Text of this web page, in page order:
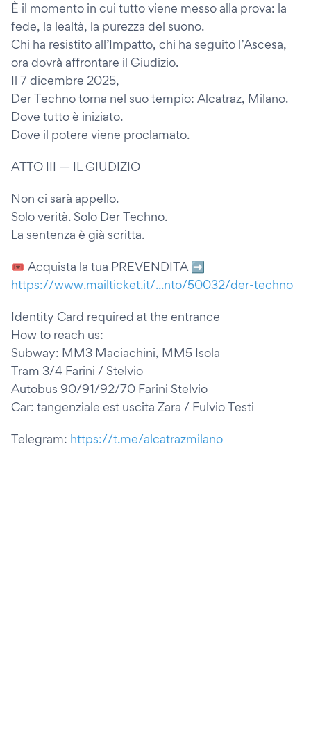
È il momento in cui tutto viene messo alla prova: la
fede, la lealtà, la purezza del suono.
Chi ha resistito all’Impatto, chi ha seguito l’Ascesa,
ora dovrà affrontare il Giudizio.
Il 7 dicembre 2025,
Der Techno torna nel suo tempio: Alcatraz, Milano.
Dove tutto è iniziato.
Dove il potere viene proclamato.
ATTO III — IL GIUDIZIO
Non ci sarà appello.
Solo verità. Solo Der Techno.
La sentenza è già scritta.
🎟 Acquista la tua PREVENDITA ➡
https://www.mailticket.it/...nto/50032/der-techno
Identity Card required at the entrance
How to reach us:
Subway: MM3 Maciachini, MM5 Isola
Tram 3/4 Farini / Stelvio
Autobus 90/91/92/70 Farini Stelvio
Car: tangenziale est uscita Zara / Fulvio Testi
Telegram: https://t.me/alcatrazmilano